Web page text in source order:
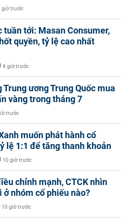
giờ trước
tuần tới: Masan Consumer,
quyền, tỷ lệ cao nhất
4 giờ trước
Trung ương Trung Quốc mua
vàng trong tháng 7
trước
muốn phát hành cổ
lệ 1:1 để tăng thanh khoản
10 giờ trước
chỉnh mạnh, CTCK nhìn
ở nhóm cổ phiếu nào?
10 giờ trước